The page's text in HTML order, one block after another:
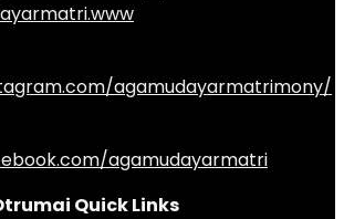
agamudayarmatrimony/
agamudayarmatri
Quick Links